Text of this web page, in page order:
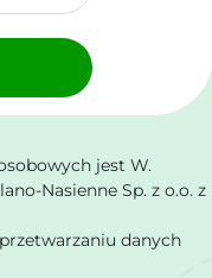
jest W.
Nasienne Sp. z o.o. z
danych